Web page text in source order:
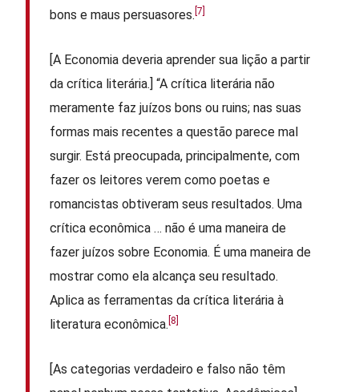
bons e maus persuasores.[7]
[A Economia deveria aprender sua lição a partir
da crítica literária.] “A crítica literária não
meramente faz juízos bons ou ruins; nas suas
formas mais recentes a questão parece mal
surgir. Está preocupada, principalmente, com
fazer os leitores verem como poetas e
romancistas obtiveram seus resultados. Uma
crítica econômica … não é uma maneira de
fazer juízos sobre Economia. É uma maneira de
mostrar como ela alcança seu resultado.
Aplica as ferramentas da crítica literária à
literatura econômica. [8]
[As categorias verdadeiro e falso não têm